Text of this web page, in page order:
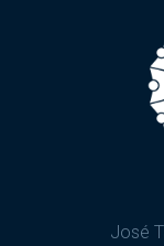
José